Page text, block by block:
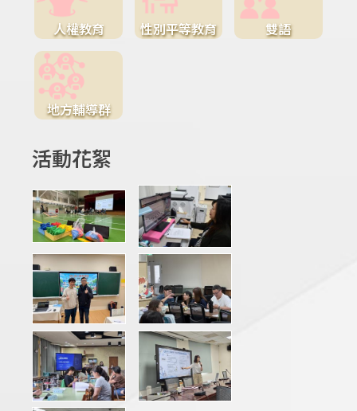
人權教育 性別平等教育 雙語
地方輔導群
活動花絮